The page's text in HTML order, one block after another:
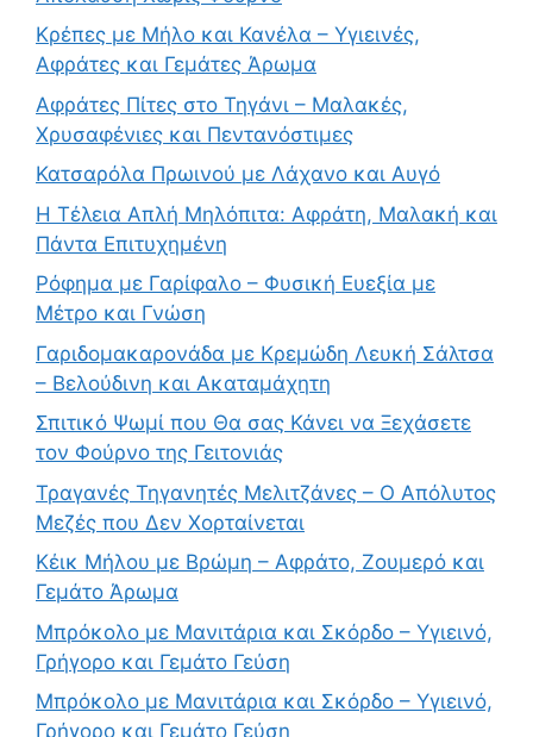
Κρέπες με Μήλο και Κανέλα – Υγιεινές,
Αφράτες και Γεμάτες Άρωμα
Αφράτες Πίτες στο Τηγάνι – Μαλακές,
Χρυσαφένιες και Πεντανόστιμες
Κατσαρόλα Πρωινού με Λάχανο και Αυγό
Η Τέλεια Απλή Μηλόπιτα: Αφράτη, Μαλακή και
Πάντα Επιτυχημένη
Ρόφημα με Γαρίφαλο – Φυσική Ευεξία με
Μέτρο και Γνώση
Γαριδομακαρονάδα με Κρεμώδη Λευκή Σάλτσα
– Βελούδινη και Ακαταμάχητη
Σπιτικό Ψωμί που Θα σας Κάνει να Ξεχάσετε
τον Φούρνο της Γειτονιάς
Τραγανές Τηγανητές Μελιτζάνες – Ο Απόλυτος
Μεζές που Δεν Χορταίνεται
Κέικ Μήλου με Βρώμη – Αφράτο, Ζουμερό και
Γεμάτο Άρωμα
Μπρόκολο με Μανιτάρια και Σκόρδο – Υγιεινό,
Γρήγορο και Γεμάτο Γεύση
Μπρόκολο με Μανιτάρια και Σκόρδο – Υγιεινό,
Γρήγορο και Γεμάτο Γεύση